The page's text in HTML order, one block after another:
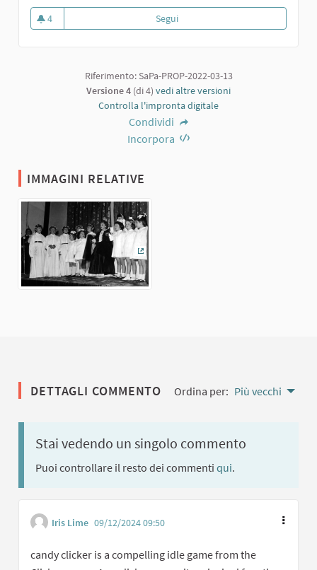
4
4 sostenitori
Segui
Riferimento: SaPa-PROP-2022-03-13
Versione 4 (di 4) vedi altre versioni
Controlla l'impronta digitale
Condividi
Incorpora
IMMAGINI RELATIVE
(Collegamento esterno)
DETTAGLI COMMENTO Ordina per: Più vecchi
Stai vedendo un singolo commento
Puoi controllare il resto dei commenti qui.
Iris Lime 09/12/2024 09:50
candy clicker is a compelling idle game from the